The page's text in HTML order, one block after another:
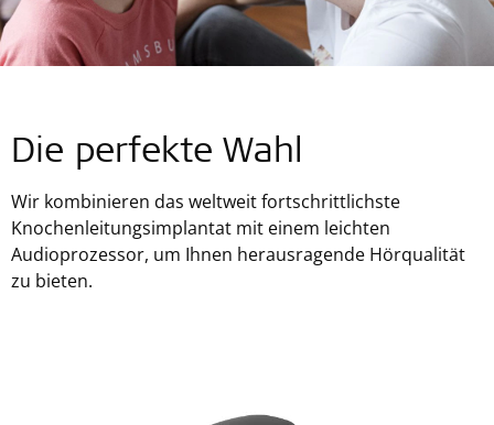
Die perfekte Wahl
Wir kombinieren das weltweit fortschrittlichste
Knochenleitungsimplantat mit einem leichten
Audioprozessor, um Ihnen herausragende Hörqualität
zu bieten.